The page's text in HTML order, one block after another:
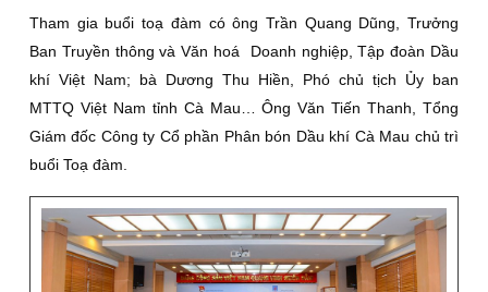
Tham gia buổi toạ đàm có ông Trần Quang Dũng, Trưởng
Ban Truyền thông và Văn hoá Doanh nghiệp, Tập đoàn Dầu
khí Việt Nam; bà Dương Thu Hiền, Phó chủ tịch Ủy ban
MTTQ Việt Nam tỉnh Cà Mau… Ông Văn Tiến Thanh, Tổng
Giám đốc Công ty Cổ phần Phân bón Dầu khí Cà Mau chủ trì
buổi Toạ đàm.